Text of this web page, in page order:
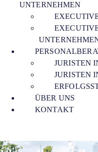
UNTERNEHMEN
JURISTEN
JURISTEN
ÜBER UNS
KONTAKT